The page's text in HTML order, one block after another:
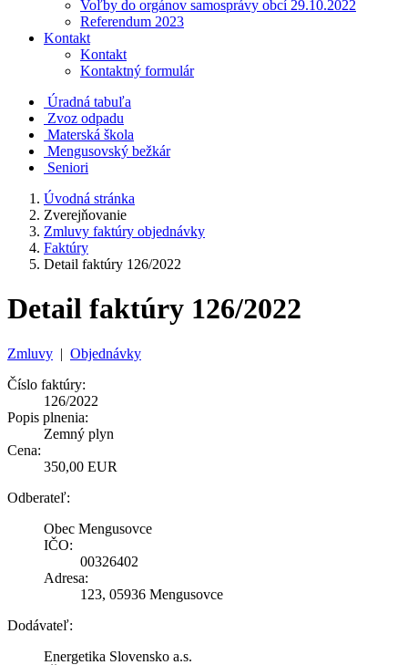
Voľby do orgánov samosprávy obcí 29.10.2022
Referendum 2023
Kontakt
Kontakt
Kontaktný formulár
Úradná tabuľa
Zvoz odpadu
Materská škola
Mengusovský bežkár
Seniori
Úvodná stránka
Zverejňovanie
Zmluvy faktúry objednávky
Faktúry
Detail faktúry 126/2022
Detail faktúry 126/2022
Zmluvy | Objednávky
Číslo faktúry:
126/2022
Popis plnenia:
Zemný plyn
Cena:
350,00 EUR
Odberateľ:
Obec Mengusovce
IČO:
00326402
Adresa:
123, 05936 Mengusovce
Dodávateľ:
Energetika Slovensko a.s.